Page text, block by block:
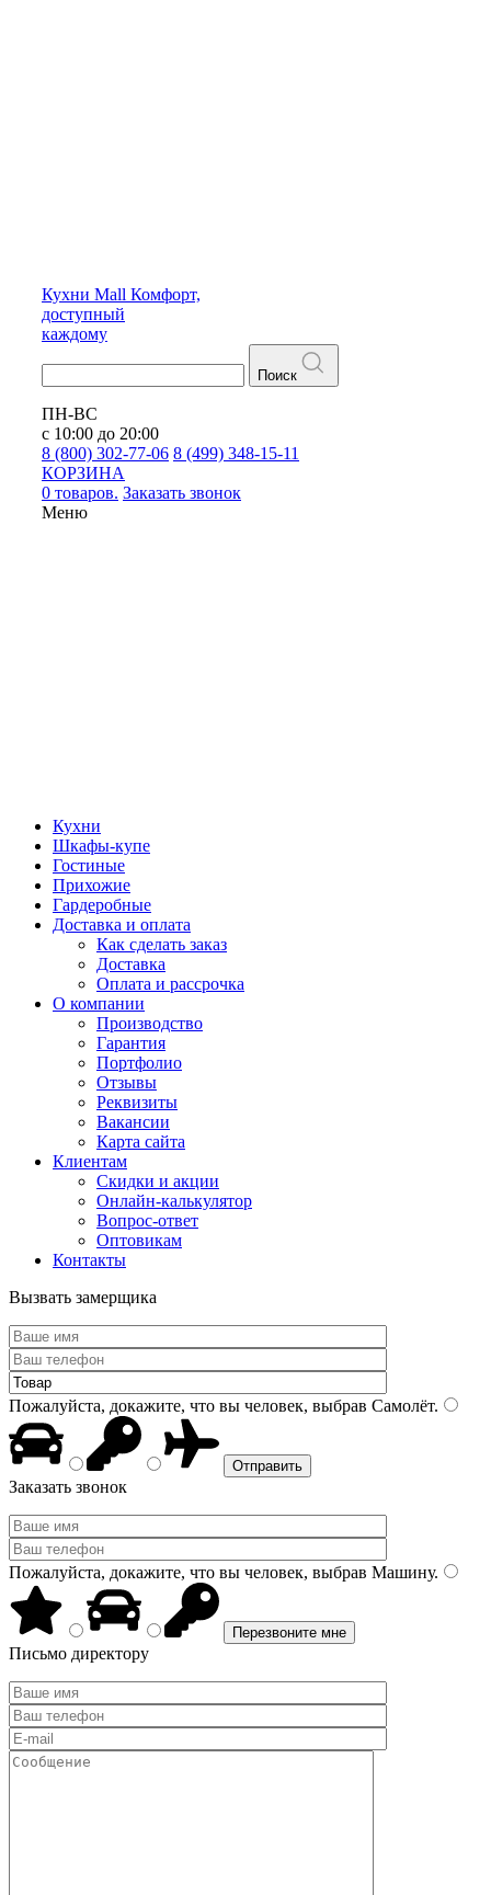
Кухни Mall Комфорт,
доступный
каждому
Поиск
ПН-ВС
с 10:00 до 20:00
8 (800) 302-77-06 8 (499) 348-15-11
КОРЗИНА
0 товаров. Заказать звонок
Меню
Кухни
Шкафы-купе
Гостиные
Прихожие
Гардеробные
Доставка и оплата
Как сделать заказ
Доставка
Оплата и рассрочка
О компании
Производство
Гарантия
Портфолио
Отзывы
Реквизиты
Вакансии
Карта сайта
Клиентам
Скидки и акции
Онлайн-калькулятор
Вопрос-ответ
Оптовикам
Контакты
Вызвать замерщика
Пожалуйста, докажите, что вы человек, выбрав Самолёт.
Заказать звонок
Пожалуйста, докажите, что вы человек, выбрав Машину.
Письмо директору